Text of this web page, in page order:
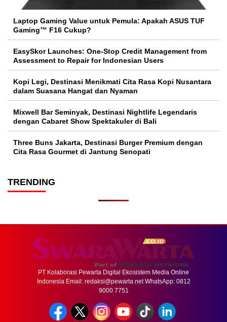
Laptop Gaming Value untuk Pemula: Apakah ASUS TUF
Gaming™ F16 Cukup?
EasySkor Launches: One-Stop Credit Management from
Assessment to Repair for Indonesian Users
Kopi Legi, Destinasi Menikmati Cita Rasa Kopi Nusantara
dalam Suasana Hangat dan Nyaman
Mixwell Bar Seminyak, Destinasi Nightlife Legendaris
dengan Cabaret Show Spektakuler di Bali
Three Buns Jakarta, Destinasi Burger Premium dengan
Cita Rasa Gourmet di Jantung Senopati
TRENDING
PT Kolaborasi Pewarta Digital Ekosistem Media Online
Indonesia Email: redaksi@pewarta.netWhatsApp: 0812
9000 7751